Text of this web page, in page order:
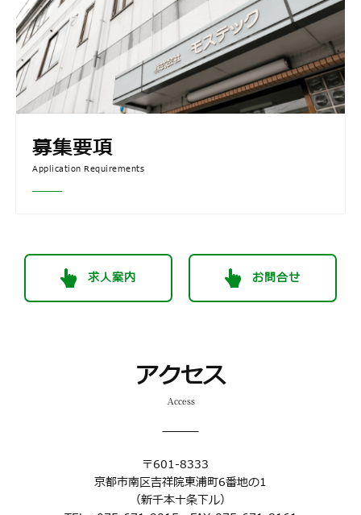
募集要項
Application Requirements
求人案内 お問合せ
アクセス
Access
〒601-8333
京都市南区吉祥院東浦町6番地の1
（新千本十条下ル）